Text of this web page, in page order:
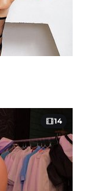
14